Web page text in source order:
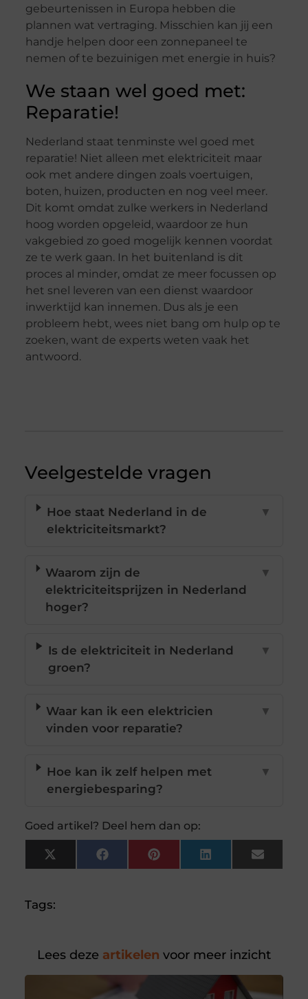
gebeurtenissen in Europa hebben die
plannen wat vertraging. Misschien kan jij een
handje helpen door een zonnepaneel te
nemen of te bezuinigen met energie in huis?
We staan wel goed met:
Reparatie!
Nederland staat tenminste wel goed met
reparatie! Niet alleen met elektriciteit maar
ook met andere dingen zoals voertuigen,
boten, huizen, producten en nog veel meer.
Dit komt omdat zulke werkers in Nederland
hoog worden opgeleid, waardoor ze hun
vakgebied zo goed mogelijk kennen voordat
ze te werk gaan. In het buitenland is dit
proces al minder, omdat ze meer focussen op
het snel leveren van een dienst waardoor
inwerktijd kan innemen. Dus als je een
probleem hebt, wees niet bang om hulp op te
zoeken, want de experts weten vaak het
antwoord.
Veelgestelde vragen
Hoe staat Nederland in de
elektriciteitsmarkt?
▼
Waarom zijn de
elektriciteitsprijzen in Nederland
hoger?
▼
Is de elektriciteit in Nederland
groen?
▼
Waar kan ik een elektricien
vinden voor reparatie?
▼
Hoe kan ik zelf helpen met
energiebesparing?
▼
Goed artikel? Deel hem dan op:
X
(Twitter)
FacebookPinterestLinkedInEmail
Tags:
Lees deze artikelen voor meer inzicht